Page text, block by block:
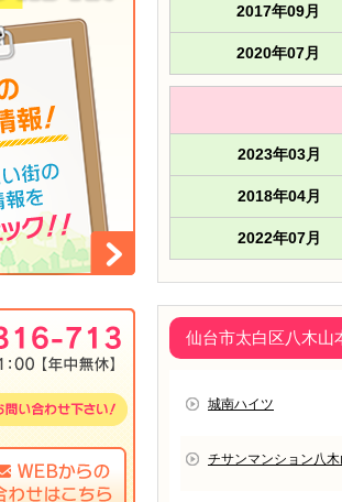
2017年09月
2020年07月
2023年03月
2018年04月
2022年07月
仙台市太白区八木山
城南ハイツ
チサンマンション八